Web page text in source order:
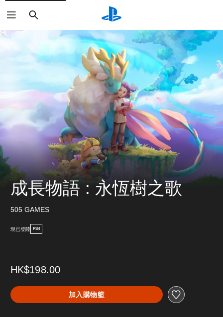
搜
尋
成長物語 : 永恆樹之歌
505 GAMES
現已登陸 PS4
HK$198.00
加入購物籃